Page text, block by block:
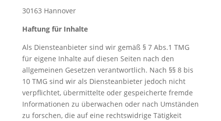
30163 Hannover
Haftung für Inhalte
Als Diensteanbieter sind wir gemäß § 7 Abs.1 TMG
für eigene Inhalte auf diesen Seiten nach den
allgemeinen Gesetzen verantwortlich. Nach §§ 8 bis
10 TMG sind wir als Diensteanbieter jedoch nicht
verpflichtet, übermittelte oder gespeicherte fremde
Informationen zu überwachen oder nach Umständen
zu forschen, die auf eine rechtswidrige Tätigkeit